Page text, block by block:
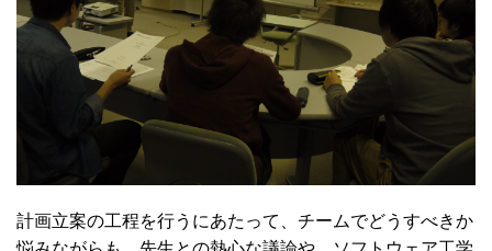
計画立案の工程を行うにあたって、チームでどうすべきか